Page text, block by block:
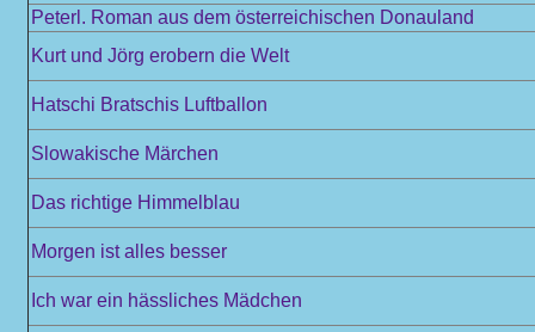
Peterl. Roman aus dem österreichischen Donauland
Kurt und Jörg erobern die Welt
Hatschi Bratschis Luftballon
Slowakische Märchen
Das richtige Himmelblau
Morgen ist alles besser
Ich war ein hässliches Mädchen